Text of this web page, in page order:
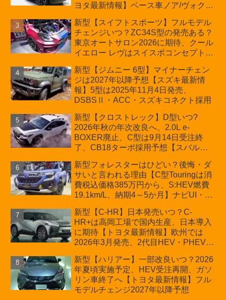
ヨタ最新情報】ベース車ノア/ヴォクシ
ほか「コア」と「ツール」、デリカ
D:5対抗のクロスオーバーSUVミニバ
ン
新型【スイフトスポーツ】フルモデル
チェンジいつ？ZC34S型の発売ある？
東京オートサロン2026に期待、クール
イエロー レヴはスイスポコンセプト
プが争点【スズキ最新情報】特別仕様
車「ZC33S Final Edition」終了
新型【ジムニー 6型】マイナーチェン
ジは2027年以降予想【スズキ最新情
報】5型は2025年11月4日発売、
DSBSⅡ・ACC・スズキコネクト採用
新型【クロストレック】D型いつ?
2026年秋の年次改良へ、2.0L e-
BOXER廃止、C型は9月14日受注終
了、CB18ターボ採用予想【スバル最
新型フォレスターはひどい？後悔・ダ
サいと言われる理由【C型Touringは消
費税込価格385万円から、S:HEV燃費
19.1km/L、納期4～5か月】ナビUI・冬
カーオブザイヤーとJNCAP大賞受賞後
も残る注意点
新型【C-HR】日本発売いつ？C-
HR+は高岡工場で国内生産、日本導入
に期待【トヨタ最新情報】欧州では
2026年3月発売、2代目HEV・PHEVは
新型【ハリアー】一部改良いつ？2026
年夏頃実施予定、HEV受注再開、ガソ
リン車終了へ【トヨタ最新情報】フル
モデルチェンジ2027年以降予想